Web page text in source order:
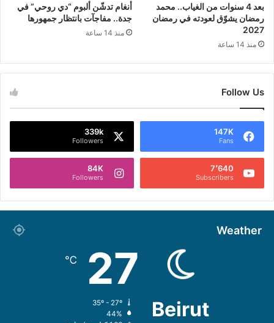
بعد 4 سنوات من الغياب.. محمد
رمضان يشوّق لعودته في رمضان
2027
منذ 14 ساعة
أنغام تدشّن ألبوم “دي روحي” في
جدة.. مفاجآت بانتظار جمهورها
منذ 14 ساعة
Follow Us
147K
Fans
339k
Followers
7٬640
Subscribers
84K
Followers
Weather
Beirut
27
℃
44%